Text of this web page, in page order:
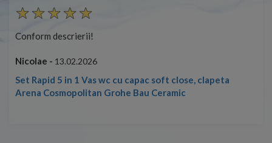
Conform descrierii!
Nicolae - 13.02.2026